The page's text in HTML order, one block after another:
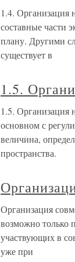
1.4. Организация
составные части
плану. Другими
существует в
1.5.
1.5. Организация
основном с
величина,
пространства.
Организация
возможно только
участвующих в
уже при